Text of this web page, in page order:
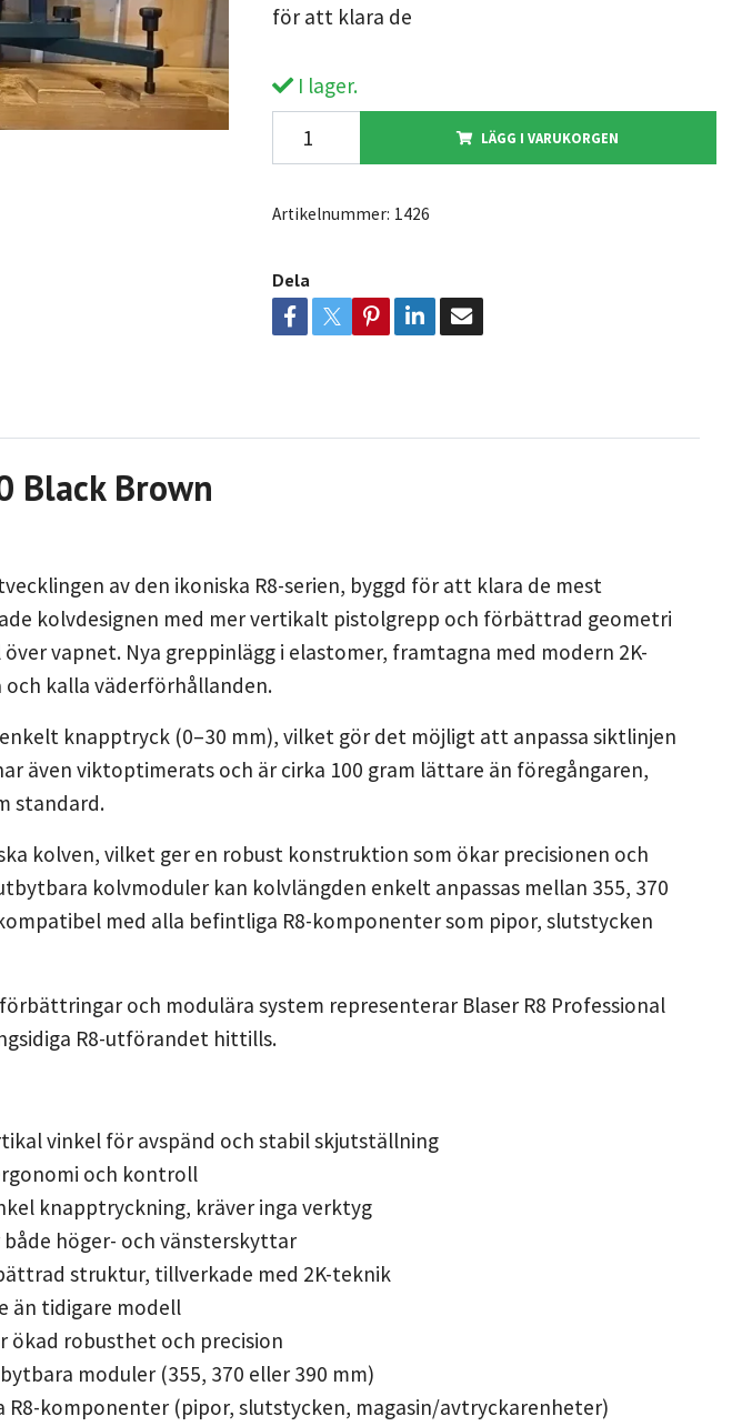
för att klara de
I lager.
LÄGG I VARUKORGEN
Artikelnummer: 1426
Dela
Black Brown
av den ikoniska R8-serien, byggd för att klara de mest
kolvdesignen med mer vertikalt pistolgrepp och förbättrad geometri
vapnet. Nya greppinlägg i elastomer, framtagna med modern 2K-
kalla väderförhållanden.
knapptryck (0–30 mm), vilket gör det möjligt att anpassa siktlinjen
även viktoptimerats och är cirka 100 gram lättare än föregångaren,
standard.
kolven, vilket ger en robust konstruktion som ökar precisionen och
kolvmoduler kan kolvlängden enkelt anpassas mellan 355, 370
med alla befintliga R8-komponenter som pipor, slutstycken
och modulära system representerar Blaser R8 Professional
R8-utförandet hittills.
vinkel för avspänd och stabil skjutställning
och kontroll
knapptryckning, kräver inga verktyg
höger- och vänsterskyttar
struktur, tillverkade med 2K-teknik
än tidigare modell
ökad robusthet och precision
moduler (355, 370 eller 390 mm)
komponenter (pipor, slutstycken, magasin/avtryckarenheter)